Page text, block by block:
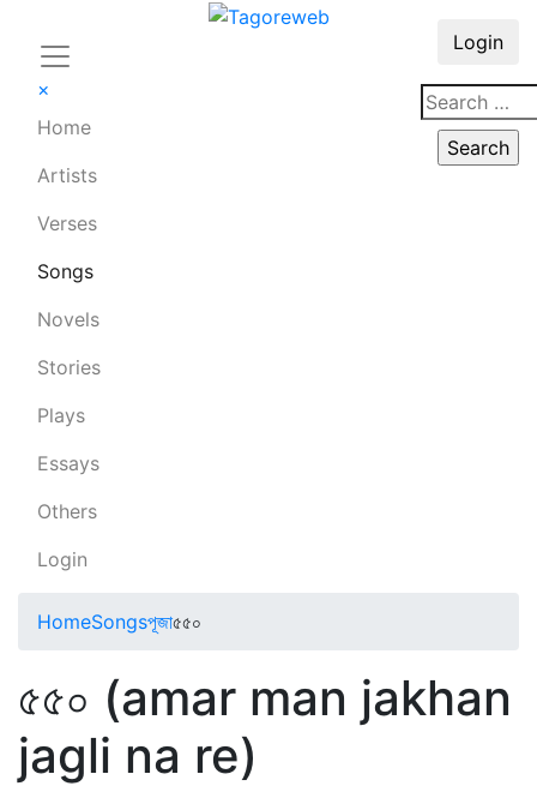
×
Home
Artists
Verses
Songs
Novels
Stories
Plays
Essays
Others
Login
Login
HomeSongsপূজা৫৫০
৫৫০ (amar man jakhan
jagli na re)